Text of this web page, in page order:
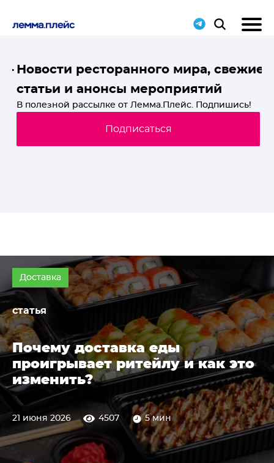
Новости ресторанного мира, свежие
статьи и анонсы мероприятий
В полезной рассылке от Лемма.Плейс. Подпишись!
Подписаться
Доставка
статья
Почему доставка еды
проигрывает ритейлу и как это
изменить?
21 июня 2026 4507 5 мин